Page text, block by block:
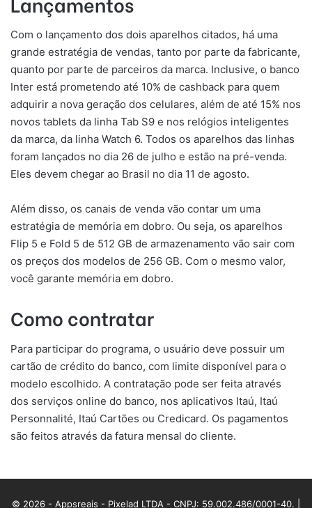
Com o lançamento dos dois aparelhos citados, há uma
grande estratégia de vendas, tanto por parte da fabricante,
quanto por parte de parceiros da marca. Inclusive, o banco
Inter está prometendo até 10% de cashback para quem
adquirir a nova geração dos celulares, além de até 15% nos
novos tablets da linha Tab S9 e nos relógios inteligentes
da marca, da linha Watch 6. Todos os aparelhos das linhas
foram lançados no dia 26 de julho e estão na pré-venda.
Eles devem chegar ao Brasil no dia 11 de agosto.
Além disso, os canais de venda vão contar um uma
estratégia de memória em dobro. Ou seja, os aparelhos
Flip 5 e Fold 5 de 512 GB de armazenamento vão sair com
os preços dos modelos de 256 GB. Com o mesmo valor,
você garante memória em dobro.
Como contratar
Para participar do programa, o usuário deve possuir um
cartão de crédito do banco, com limite disponível para o
modelo escolhido. A contratação pode ser feita através
dos serviços online do banco, nos aplicativos Itaú, Itaú
Personnalité, Itaú Cartões ou Credicard. Os pagamentos
são feitos através da fatura mensal do cliente.
© 2026 - Appsreais - Pixelad LTDA - CNPJ: 59.002.486/0001-40. |